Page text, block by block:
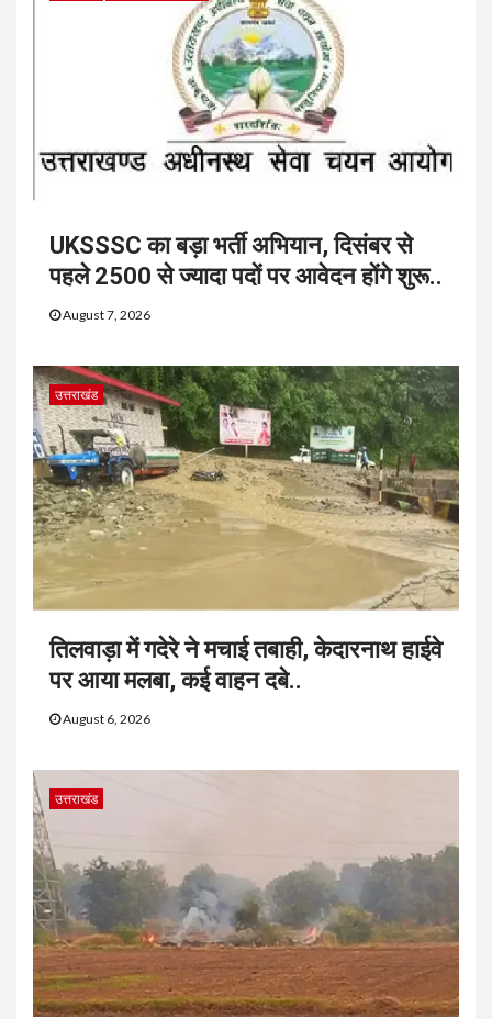
UKSSSC का बड़ा भर्ती अभियान, दिसंबर से
पहले 2500 से ज्यादा पदों पर आवेदन होंगे शुरू..
August 7, 2026
उत्तराखंड
तिलवाड़ा में गदेरे ने मचाई तबाही, केदारनाथ हाईवे
पर आया मलबा, कई वाहन दबे..
August 6, 2026
उत्तराखंड